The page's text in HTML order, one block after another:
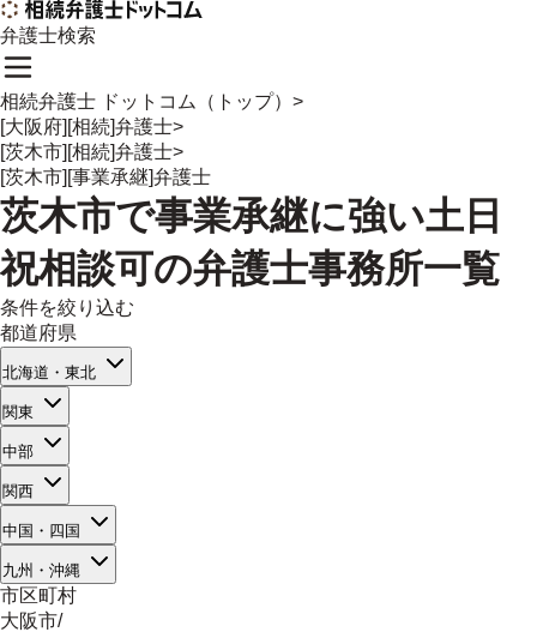
弁護士検索
相続弁護士 ドットコム（トップ） >
[大阪府][相続]弁護士>
[茨木市][相続]弁護士>
[茨木市][事業承継]弁護士
茨木市で事業承継に強い土日
祝相談可の弁護士事務所一覧
条件を絞り込む
都道府県
北海道・東北
関東
中部
関西
中国・四国
九州・沖縄
市区町村
大阪市/